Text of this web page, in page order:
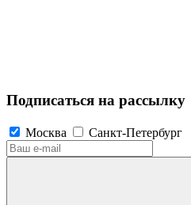
Подписаться на рассылку
Москва Санкт-Петербург